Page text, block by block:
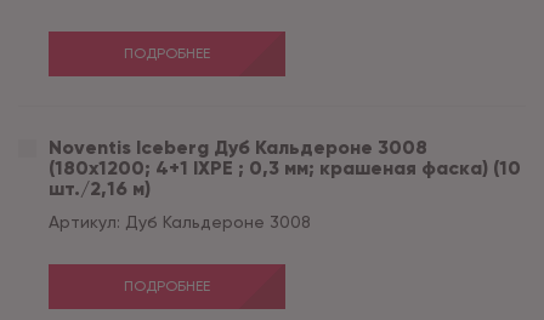
ПОДРОБНЕЕ
Noventis Iceberg Дуб Кальдероне 3008
(180x1200; 4+1 IXPE ; 0,3 мм; крашеная фаска) (10
шт./2,16 м)
Артикул: Дуб Кальдероне 3008
ПОДРОБНЕЕ